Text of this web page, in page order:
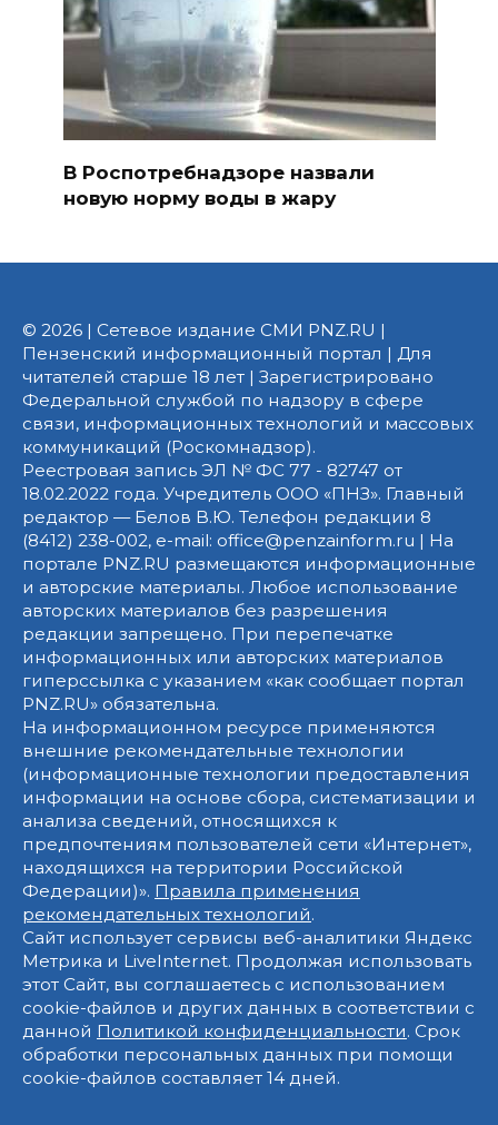
В Роспотребнадзоре назвали
новую норму воды в жару
© 2026 | Сетевое издание СМИ PNZ.RU |
Пензенский информационный портал | Для
читателей старше 18 лет | Зарегистрировано
Федеральной службой по надзору в сфере
связи, информационных технологий и массовых
коммуникаций (Роскомнадзор).
Реестровая запись ЭЛ № ФС 77 - 82747 от
18.02.2022 года. Учредитель ООО «ПНЗ». Главный
редактор — Белов В.Ю. Телефон редакции 8
(8412) 238-002, e-mail: office@penzainform.ru | На
портале PNZ.RU размещаются информационные
и авторские материалы. Любое использование
авторских материалов без разрешения
редакции запрещено. При перепечатке
информационных или авторских материалов
гиперссылка с указанием «как сообщает портал
PNZ.RU» обязательна.
На информационном ресурсе применяются
внешние рекомендательные технологии
(информационные технологии предоставления
информации на основе сбора, систематизации и
анализа сведений, относящихся к
предпочтениям пользователей сети «Интернет»,
находящихся на территории Российской
Федерации)». Правила применения
рекомендательных технологий.
Сайт использует сервисы веб-аналитики Яндекс
Метрика и LiveInternet. Продолжая использовать
этот Сайт, вы соглашаетесь с использованием
cookie-файлов и других данных в соответствии с
данной Политикой конфиденциальности. Срок
обработки персональных данных при помощи
cookie-файлов составляет 14 дней.